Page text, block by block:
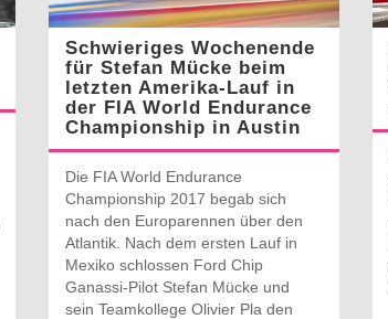
Schwieriges Wochenende
für Stefan Mücke beim
letzten Amerika-Lauf in
der FIA World Endurance
Championship in Austin
Die FIA World Endurance
Championship 2017 begab sich
nach den Europarennen über den
Atlantik. Nach dem ersten Lauf in
Mexiko schlossen Ford Chip
Ganassi-Pilot Stefan Mücke und
sein Teamkollege Olivier Pla den